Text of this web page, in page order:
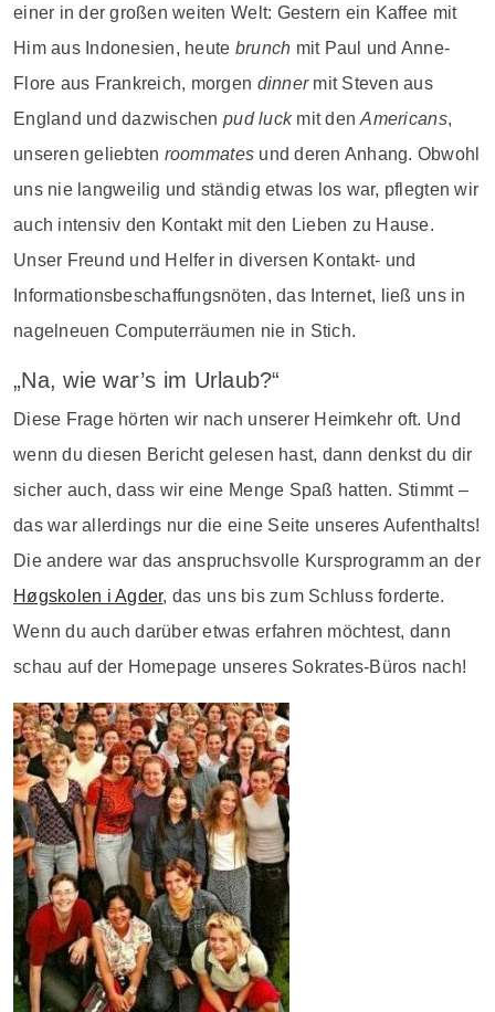
einer in der großen weiten Welt: Gestern ein Kaffee mit
Him aus Indonesien, heute brunch mit Paul und Anne-
Flore aus Frankreich, morgen dinnermit Steven aus
England und dazwischen pud luckmit denAmericans,
unseren geliebten roommates und deren Anhang. Obwohl
uns nie langweilig und ständig etwas los war, pflegten wir
auch intensiv den Kontakt mit den Lieben zu Hause.
Unser Freund und Helfer in diversen Kontakt- und
Informationsbeschaffungsnöten, das Internet, ließ uns in
nagelneuen Computerräumen nie in Stich.
„Na, wie war’s im Urlaub?“
Diese Frage hörten wir nach unserer Heimkehr oft. Und
wenn du diesen Bericht gelesen hast, dann denkst du dir
sicher auch, dass wir eine Menge Spaß hatten. Stimmt –
das war allerdings nur die eine Seite unseres Aufenthalts!
Die andere war das anspruchsvolle Kursprogramm an der
Høgskolen i Agder, das uns bis zum Schluss forderte.
Wenn du auch darüber etwas erfahren möchtest, dann
schau auf der Homepage unseres Sokrates-Büros nach!